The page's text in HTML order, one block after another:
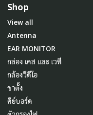
Shop
View all
Antenna
EAR MONITOR
กล่อง เคส และ เวที
กล้องวีดีโอ
ขาตั้ง
คีย์บอร์ด